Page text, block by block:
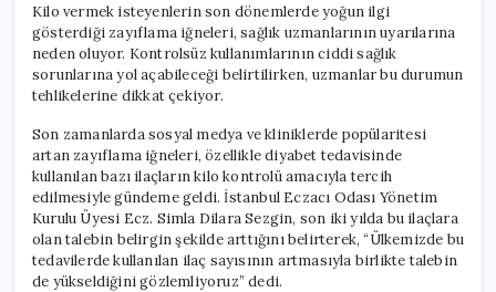
Ediyor:
Bilinçli
Kullanım
Şart
Kilo vermek isteyenlerin son dönemlerde yoğun ilgi
gösterdiği zayıflama iğneleri, sağlık uzmanlarının uyarılarına
neden oluyor. Kontrolsüz kullanımlarının ciddi sağlık
sorunlarına yol açabileceği belirtilirken, uzmanlar bu durumun
tehlikelerine dikkat çekiyor.
Son zamanlarda sosyal medya ve kliniklerde popülaritesi
artan zayıflama iğneleri, özellikle diyabet tedavisinde
kullanılan bazı ilaçların kilo kontrolü amacıyla tercih
edilmesiyle gündeme geldi. İstanbul Eczacı Odası Yönetim
Kurulu Üyesi Ecz. Simla Dilara Sezgin, son iki yılda bu ilaçlara
olan talebin belirgin şekilde arttığını belirterek, “Ülkemizde bu
tedavilerde kullanılan ilaç sayısının artmasıyla birlikte talebin
de yükseldiğini gözlemliyoruz” dedi.